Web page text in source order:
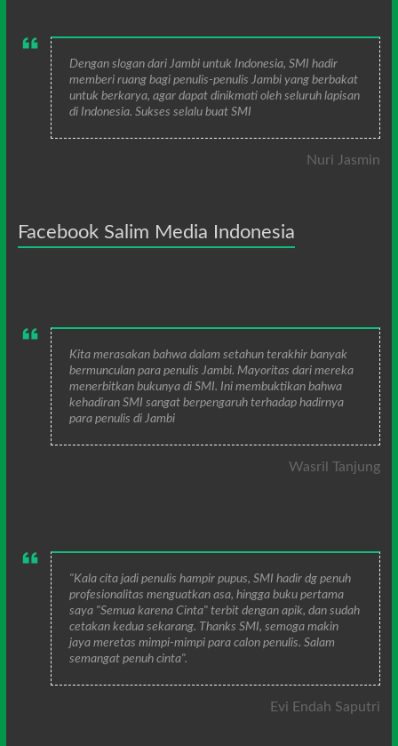
Dengan slogan dari Jambi untuk Indonesia, SMI hadir
memberi ruang bagi penulis-penulis Jambi yang berbakat
untuk berkarya, agar dapat dinikmati oleh seluruh lapisan
di Indonesia. Sukses selalu buat SMI
Nuri Jasmin
Facebook Salim Media Indonesia
Kita merasakan bahwa dalam setahun terakhir banyak
bermunculan para penulis Jambi. Mayoritas dari mereka
menerbitkan bukunya di SMI. Ini membuktikan bahwa
kehadiran SMI sangat berpengaruh terhadap hadirnya
para penulis di Jambi
Wasril Tanjung
"Kala cita jadi penulis hampir pupus, SMI hadir dg penuh
profesionalitas menguatkan asa, hingga buku pertama
saya "Semua karena Cinta" terbit dengan apik, dan sudah
cetakan kedua sekarang. Thanks SMI, semoga makin
jaya meretas mimpi-mimpi para calon penulis. Salam
semangat penuh cinta".
Evi Endah Saputri